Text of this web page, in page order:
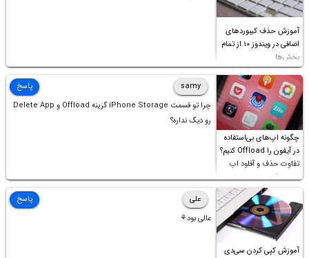
آموزش حذف کیبوردهای
اضافی در ویندوز ۱۰ از تمام
بخش‌ها
چگونه اپ‌های بی‌استفاده
در آیفون را Offload کنیم؟
تفاوت حذف و آفلود اپ
چیست؟
samy
چرا تو قسمت iPhone Storage گزینه Offload و Delete App
رو دیگ نداره؟
پاسخ
آموزش کپی کردن سی‌دی
علی
عالی بود⚘
پاسخ